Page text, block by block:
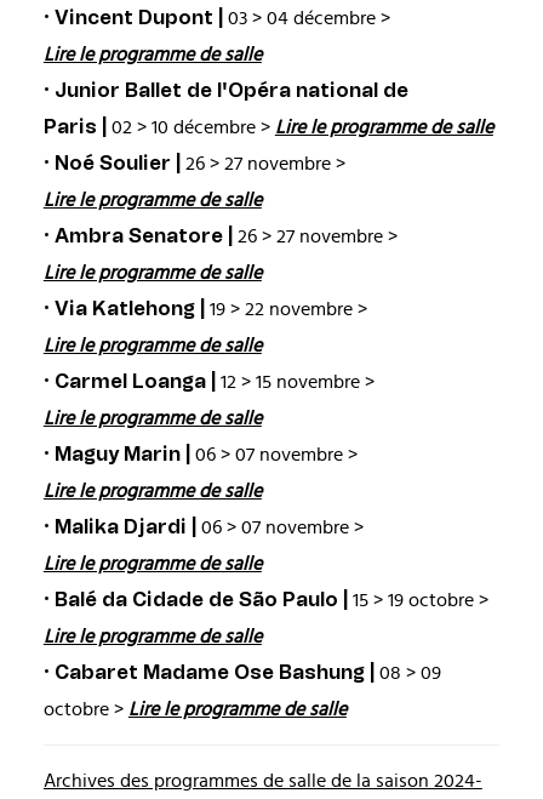
· Vincent Dupont |
03 > 04 décembre >
Lire le programme de salle
· Junior Ballet de l'Opéra national de
Paris |
02 > 10 décembre > Lire le programme de salle
· Noé Soulier |
26 > 27 novembre >
Lire le programme de salle
· Ambra Senatore |
26 > 27 novembre >
Lire le programme de salle
· Via Katlehong |
19 > 22 novembre >
Lire le programme de salle
· Carmel Loanga |
12 > 15 novembre >
Lire le programme de salle
· Maguy Marin |
06 > 07 novembre >
Lire le programme de salle
· Malika Djardi |
06 > 07 novembre >
Lire le programme de salle
· Balé da Cidade de São Paulo |
15 > 19 octobre >
Lire le programme de salle
· Cabaret Madame Ose Bashung |
08 > 09
octobre > Lire le programme de salle
Archives des programmes de salle de la saison 2024-